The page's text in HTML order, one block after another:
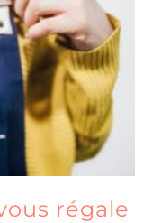
régale